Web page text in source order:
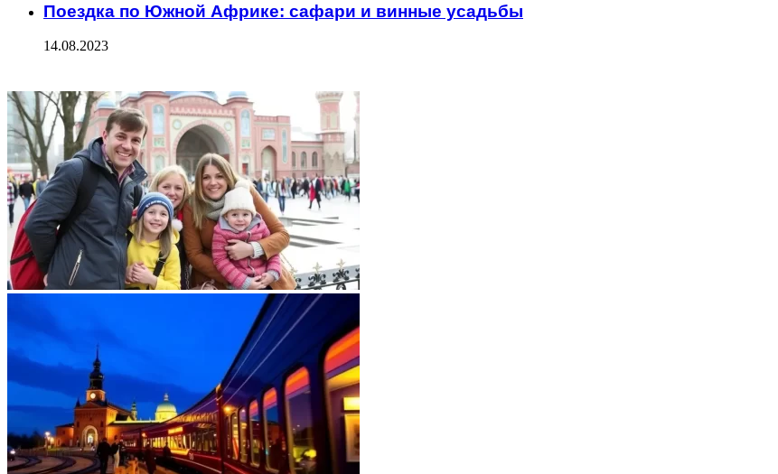
Поездка по Южной Африке: сафари и винные усадьбы
14.08.2023